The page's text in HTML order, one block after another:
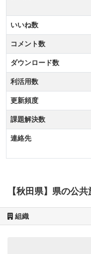
【秋田県】県の公
組織
いいね数
コメント数
ダウンロード数
利活用数
更新頻度
課題解決数
連絡先